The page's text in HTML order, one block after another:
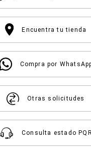
Encuentra tu tienda
Compra por
Otras solicitudes
Consulta estado